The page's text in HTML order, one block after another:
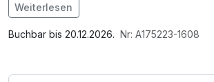
*Eintritt ab 18 Jahren gegen Vorlage eines
Personalausweises oder eines anderen
Im Angebot enthalten
1 Flasche Mineralwasser,
Weiterlesen
Buchbar bis 20.12.2026. Nr: A175223-1608